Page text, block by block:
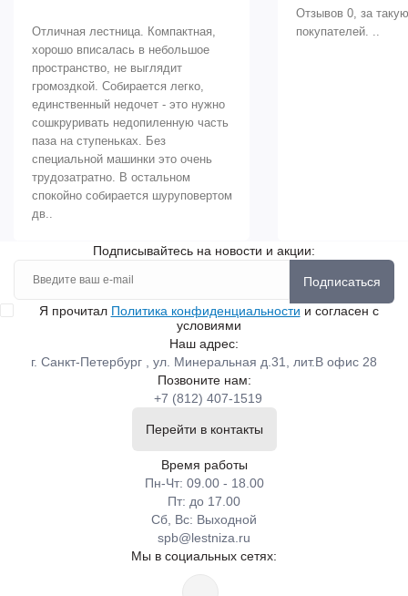
Отличная лестница. Компактная,
хорошо вписалась в небольшое
пространство, не выглядит
громоздкой. Собирается легко,
единственный недочет - это нужно
сошкруривать недопиленную часть
паза на ступеньках. Без
специальной машинки это очень
трудозатратно. В остальном
спокойно собирается шуруповертом
дв..
Отзывов 0, за
покупателей. ..
Подписывайтесь на новости и акции:
Подписаться
Я прочитал Политика конфиденциальности и согласен с
условиями
Наш адрес:
г. Санкт-Петербург , ул. Минеральная д.31, лит.В офис 28
Позвоните нам:
+7 (812) 407-1519
Перейти в контакты
Время работы
Пн-Чт: 09.00 - 18.00
Пт: до 17.00
Сб, Вс: Выходной
spb@lestniza.ru
Мы в социальных сетях: